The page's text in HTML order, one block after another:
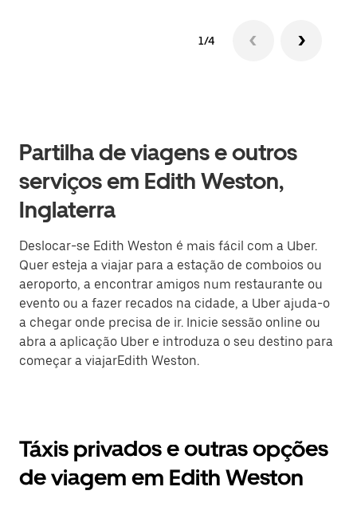
1/4
Partilha de viagens e outros
serviços em Edith Weston,
Inglaterra
Deslocar-se Edith Weston é mais fácil com a Uber.
Quer esteja a viajar para a estação de comboios ou
aeroporto, a encontrar amigos num restaurante ou
evento ou a fazer recados na cidade, a Uber ajuda-o
a chegar onde precisa de ir. Inicie sessão online ou
abra a aplicação Uber e introduza o seu destino para
começar a viajarEdith Weston.
Táxis privados e outras opções
de viagem em Edith Weston